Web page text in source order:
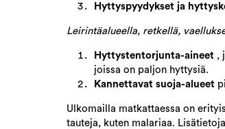
Hyttyspyydykset ja
Leirintäalueella, retkellä,
Hyttystentorjunta-aineet ,
joissa on paljon hyttysiä.
Kannettavat suoja-alueet
Ulkomailla matkattaessa on
tauteja, kuten malariaa.